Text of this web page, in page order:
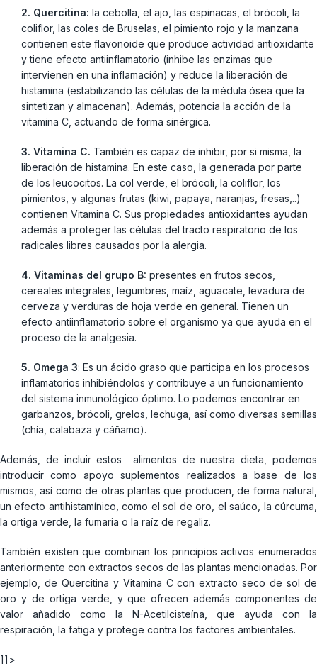
2. Quercitina: la cebolla, el ajo, las espinacas, el brócoli, la
coliflor, las coles de Bruselas, el pimiento rojo y la manzana
contienen este flavonoide que produce actividad antioxidante
y tiene efecto antiinflamatorio (inhibe las enzimas que
intervienen en una inflamación) y reduce la liberación de
histamina (estabilizando las células de la médula ósea que la
sintetizan y almacenan). Además, potencia la acción de la
vitamina C, actuando de forma sinérgica.
3. Vitamina C. También es capaz de inhibir, por si misma, la
liberación de histamina. En este caso, la generada por parte
de los leucocitos. La col verde, el brócoli, la coliflor, los
pimientos, y algunas frutas (kiwi, papaya, naranjas, fresas,..)
contienen Vitamina C. Sus propiedades antioxidantes ayudan
además a proteger las células del tracto respiratorio de los
radicales libres causados por la alergia.
4. Vitaminas del grupo B: presentes en frutos secos,
cereales integrales, legumbres, maíz, aguacate, levadura de
cerveza y verduras de hoja verde en general. Tienen un
efecto antiinflamatorio sobre el organismo ya que ayuda en el
proceso de la analgesia.
5. Omega 3: Es un ácido graso que participa en los procesos
inflamatorios inhibiéndolos y contribuye a un funcionamiento
del sistema inmunológico óptimo. Lo podemos encontrar en
garbanzos, brócoli, grelos, lechuga, así como diversas semillas
(chía, calabaza y cáñamo).
Además, de incluir estos alimentos de nuestra dieta, podemos
introducir como apoyo suplementos realizados a base de los
mismos, así como de otras plantas que producen, de forma natural,
un efecto antihistamínico, como el sol de oro, el saúco, la cúrcuma,
la ortiga verde, la fumaria o la raíz de regaliz.
También existen que combinan los principios activos enumerados
anteriormente con extractos secos de las plantas mencionadas. Por
ejemplo, de Quercitina y Vitamina C con extracto seco de sol de
oro y de ortiga verde, y que ofrecen además componentes de
valor añadido como la N-Acetilcisteína, que ayuda con la
respiración, la fatiga y protege contra los factores ambientales.
]]>